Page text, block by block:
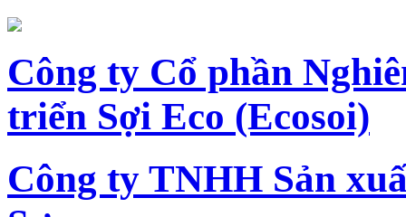
Công ty Cổ phần
triển Sợi Eco (Ecosoi)
Công ty TNHH Sản